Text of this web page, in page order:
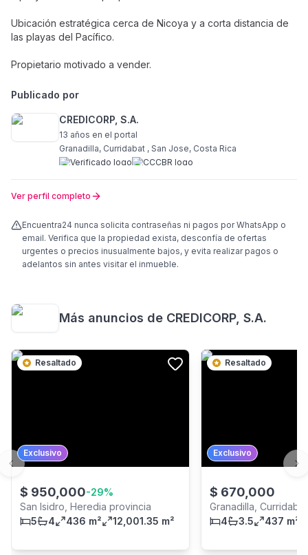
Ubicación estratégica cerca de Nicoya y a corta distancia de
las playas del Pacífico.
Propietario motivado a vender.
Publicado por
CREDICORP, S.A.
13 años en el portal
Granadilla, Curridabat , San Jose, Costa Rica
Ver perfil completo
Encuentra24 nunca solicita contraseñas ni pagos por WhatsApp o
email. Verifica que la propiedad exista, desconfía de ofertas
urgentes o precios inusualmente bajos, y evita realizar pagos o
adelantos sin antes visitar el inmueble.
Más anuncios de CREDICORP, S.A.
Resaltado
Exclusivo
$ 950,000-29%
San Isidro, Heredia provincia
5
4 436 m² 12,001.35 m²
Resaltado
Exclusivo
$ 670,000
Granadilla, Curridabat
4
3.5 437 m²
Previous slide